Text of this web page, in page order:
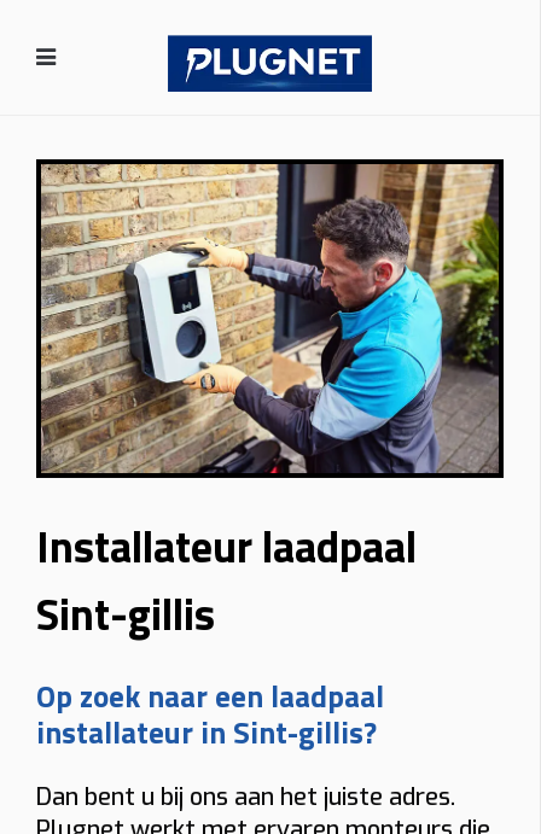
Installateur laadpaal
Sint-gillis
Op zoek naar een laadpaal
installateur in Sint-gillis?
Dan bent u bij ons aan het juiste adres.